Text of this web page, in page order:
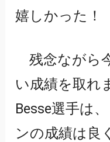
嬉しかった！
残念ながら
い成績を取れ
Besse選手は
ンの成績は良